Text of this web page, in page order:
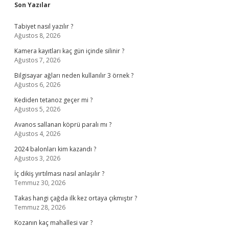
Son Yazılar
Tabiyet nasıl yazılır ?
Ağustos 8, 2026
Kamera kayıtları kaç gün içinde silinir ?
Ağustos 7, 2026
Bilgisayar ağları neden kullanılır 3 örnek ?
Ağustos 6, 2026
Kediden tetanoz geçer mi ?
Ağustos 5, 2026
Avanos sallanan köprü paralı mı ?
Ağustos 4, 2026
2024 balonları kim kazandı ?
Ağustos 3, 2026
İç dikiş yırtılması nasıl anlaşılır ?
Temmuz 30, 2026
Takas hangi çağda ilk kez ortaya çıkmıştır ?
Temmuz 28, 2026
Kozanın kaç mahallesi var ?